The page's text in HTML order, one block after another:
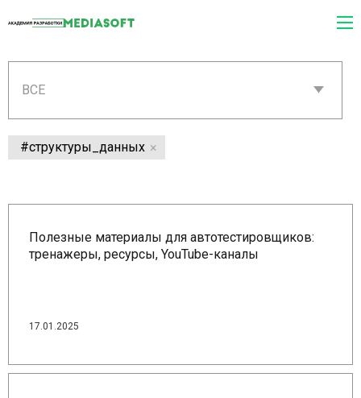
ВСЕ
#структуры_данных
Полезные материалы для автотестировщиков:
тренажеры, ресурсы, YouTube-каналы
17.01.2025